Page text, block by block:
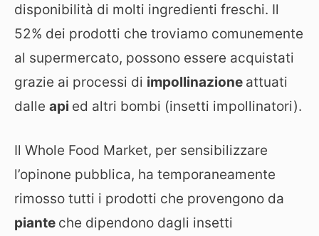
disponibilità di molti ingredienti freschi. Il
52% dei prodotti che troviamo comunemente
al supermercato, possono essere acquistati
grazie ai processi di impollinazione attuati
dalle api ed altri bombi (insetti impollinatori).
Il Whole Food Market, per sensibilizzare
l’opinone pubblica, ha temporaneamente
rimosso tutti i prodotti che provengono da
piante che dipendono dagli insetti